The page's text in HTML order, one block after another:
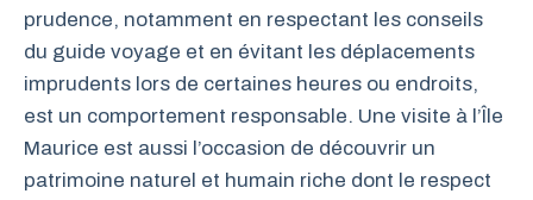
prudence, notamment en respectant les conseils
du guide voyage et en évitant les déplacements
imprudents lors de certaines heures ou endroits,
est un comportement responsable. Une visite à l’Île
Maurice est aussi l’occasion de découvrir un
patrimoine naturel et humain riche dont le respect